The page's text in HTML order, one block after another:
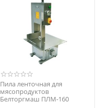
Пила ленточная для
мясопродуктов
Белторгмаш ПЛМ-160